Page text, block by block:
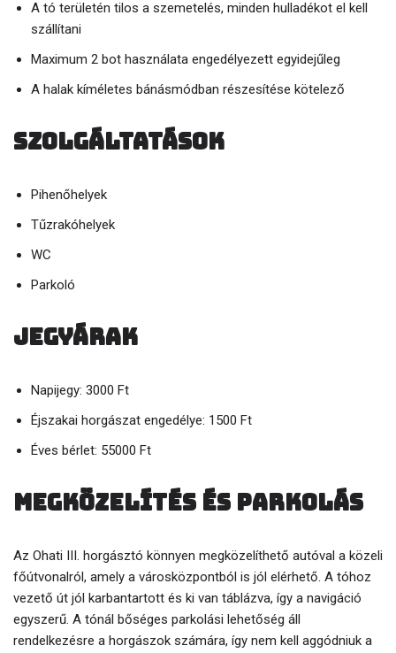
A tó területén tilos a szemetelés, minden hulladékot el kell
szállítani
Maximum 2 bot használata engedélyezett egyidejűleg
A halak kíméletes bánásmódban részesítése kötelező
Szolgáltatások
Pihenőhelyek
Tűzrakóhelyek
WC
Parkoló
Jegyárak
Napijegy: 3000 Ft
Éjszakai horgászat engedélye: 1500 Ft
Éves bérlet: 55000 Ft
Megközelítés és parkolás
Az Ohati III. horgásztó könnyen megközelíthető autóval a közeli
főútvonalról, amely a városközpontból is jól elérhető. A tóhoz
vezető út jól karbantartott és ki van táblázva, így a navigáció
egyszerű. A tónál bőséges parkolási lehetőség áll
rendelkezésre a horgászok számára, így nem kell aggódniuk a